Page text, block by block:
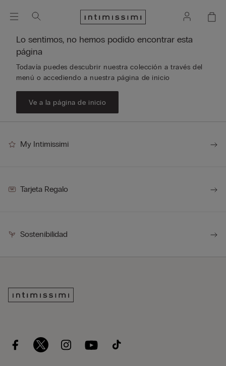
Lo sentimos, no hemos podido encontrar esta
página
Todavía puedes descubrir nuestra colección a través del
menú o accediendo a nuestra página de inicio
Ve a la página de inicio
My Intimissimi
Tarjeta Regalo
Sostenibilidad